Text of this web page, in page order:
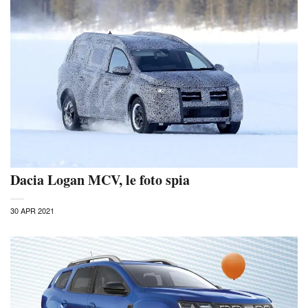
Dacia Logan MCV, le foto spia
30 APR 2021